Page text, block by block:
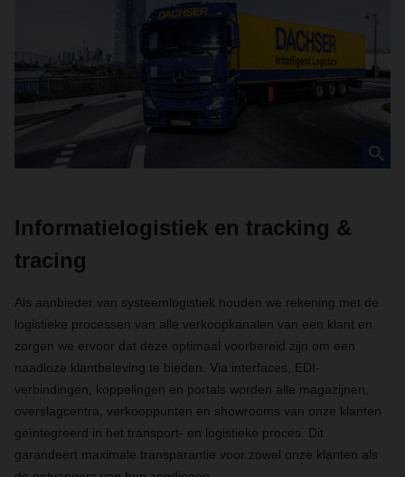
Informatielogistiek en tracking &
tracing
Als aanbieder van systeemlogistiek houden we rekening met de
logistieke processen van alle verkoopkanalen van een klant en
zorgen we ervoor dat deze optimaal voorbereid zijn om een
naadloze klantbeleving te bieden. Via interfaces, EDI-
verbindingen, koppelingen en portals worden alle magazijnen,
overslagcentra, verkooppunten en showrooms van onze klanten
geïntegreerd in het transport- en logistieke proces. Dit
garandeert maximale transparantie voor zowel onze klanten als